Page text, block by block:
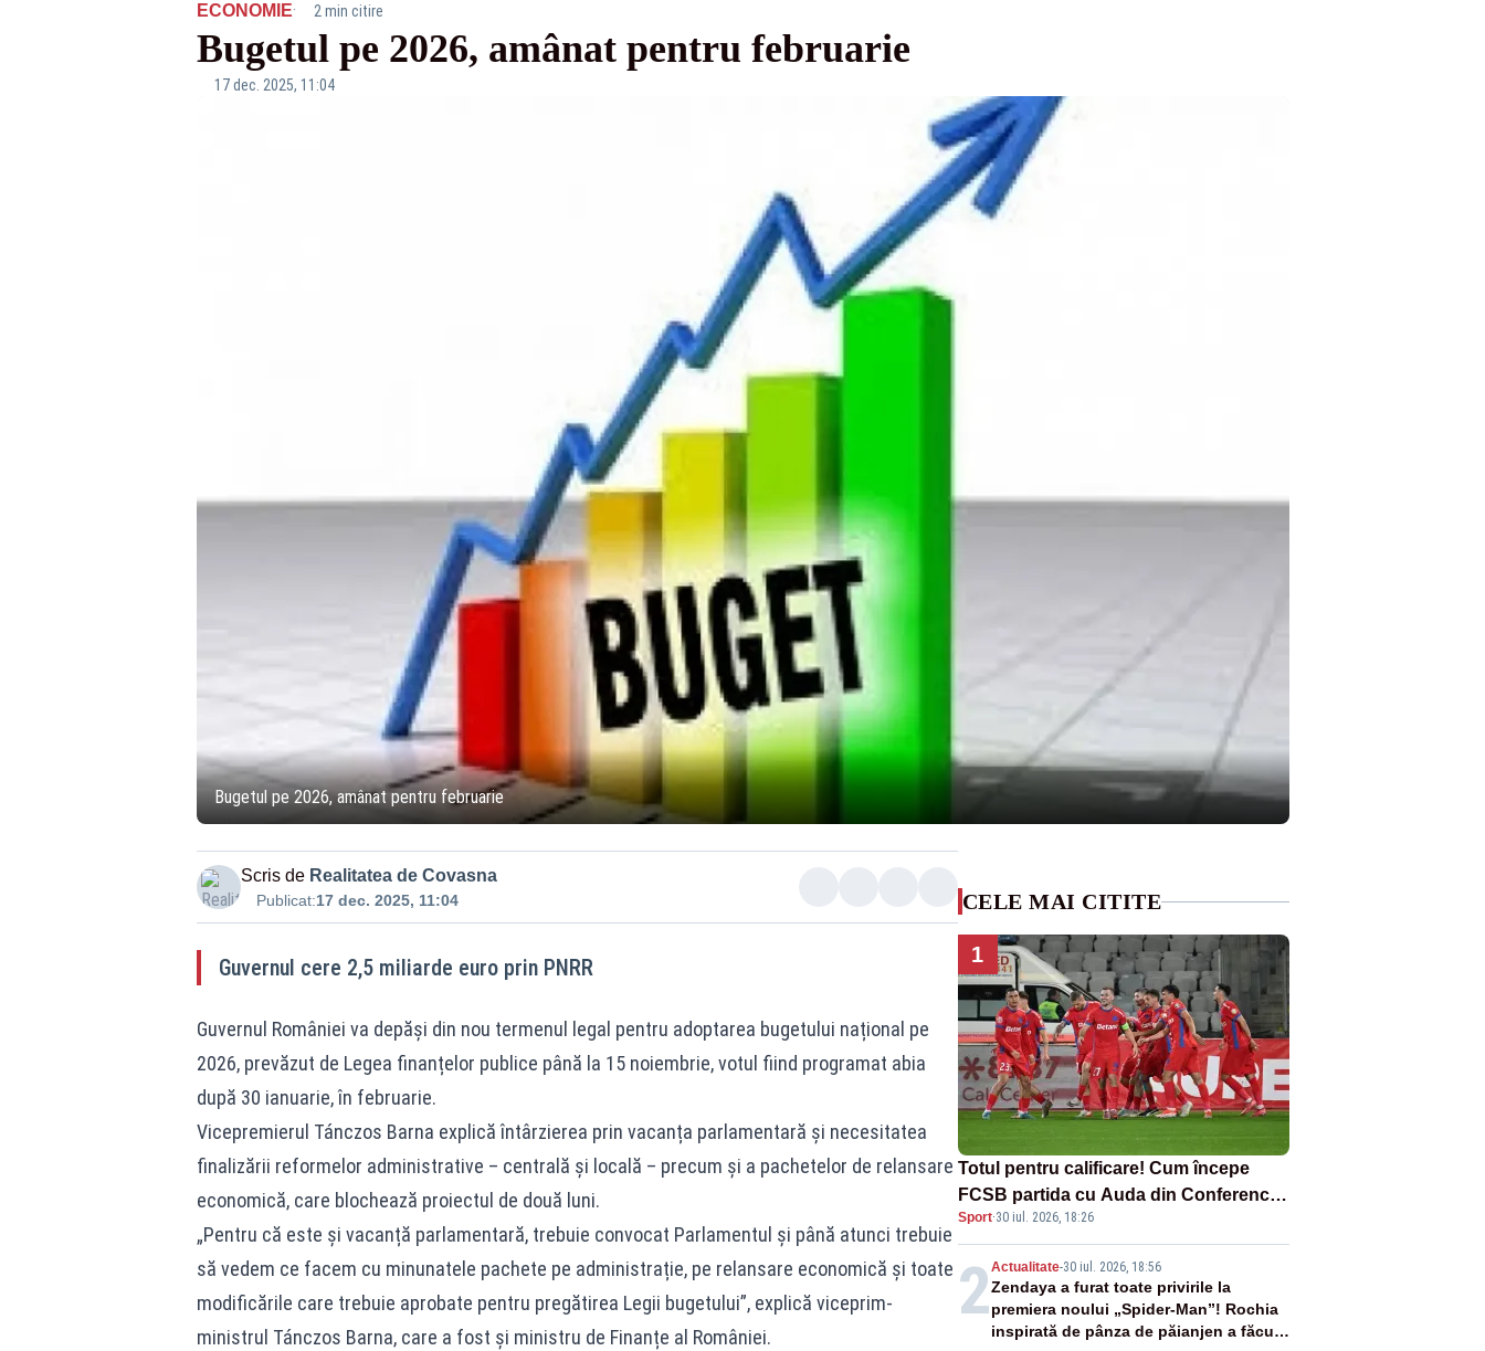
ECONOMIE· 2 min citire
Bugetul pe 2026, amânat pentru februarie
17 dec. 2025, 11:04
Bugetul pe 2026, amânat pentru februarie
Scris de Realitatea de Covasna
Publicat:17 dec. 2025, 11:04
Guvernul cere 2,5 miliarde euro prin PNRR
Guvernul României va depăși din nou termenul legal pentru adoptarea bugetului național pe
2026, prevăzut de Legea finanțelor publice până la 15 noiembrie, votul fiind programat abia
după 30 ianuarie, în februarie.
Vicepremierul Tánczos Barna explică întârzierea prin vacanța parlamentară și necesitatea
finalizării reformelor administrative – centrală și locală – precum și a pachetelor de relansare
economică, care blochează proiectul de două luni.
„Pentru că este și vacanță parlamentară, trebuie convocat Parlamentul și până atunci trebuie
să vedem ce facem cu minunatele pachete pe administrație, pe relansare economică și toate
modificările care trebuie aprobate pentru pregătirea Legii bugetului”, explică viceprim-
ministrul Tánczos Barna, care a fost și ministru de Finanțe al României.
CELE MAI CITITE
1
Totul pentru calificare! Cum începe
FCSB partida cu Auda din Conference
League
Sport·30 iul. 2026, 18:26
2Actualitate-30 iul. 2026, 18:56
Zendaya a furat toate privirile la
premiera noului „Spider-Man”! Rochia
inspirată de pânza de păianjen a făcut